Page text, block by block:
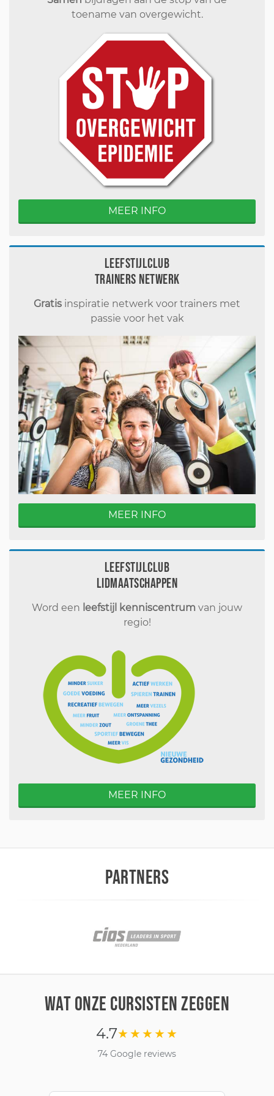
toename van overgewicht.
MEER INFO
Leefstijlclub
Trainers Netwerk
Gratis inspiratie netwerk voor trainers met
passie voor het vak
MEER INFO
Leefstijlclub
Lidmaatschappen
Word een leefstijl kenniscentrum van jouw
regio!
MEER INFO
PARTNERS
WAT ONZE CURSISTEN ZEGGEN
4.7★★★★★
74 Google reviews